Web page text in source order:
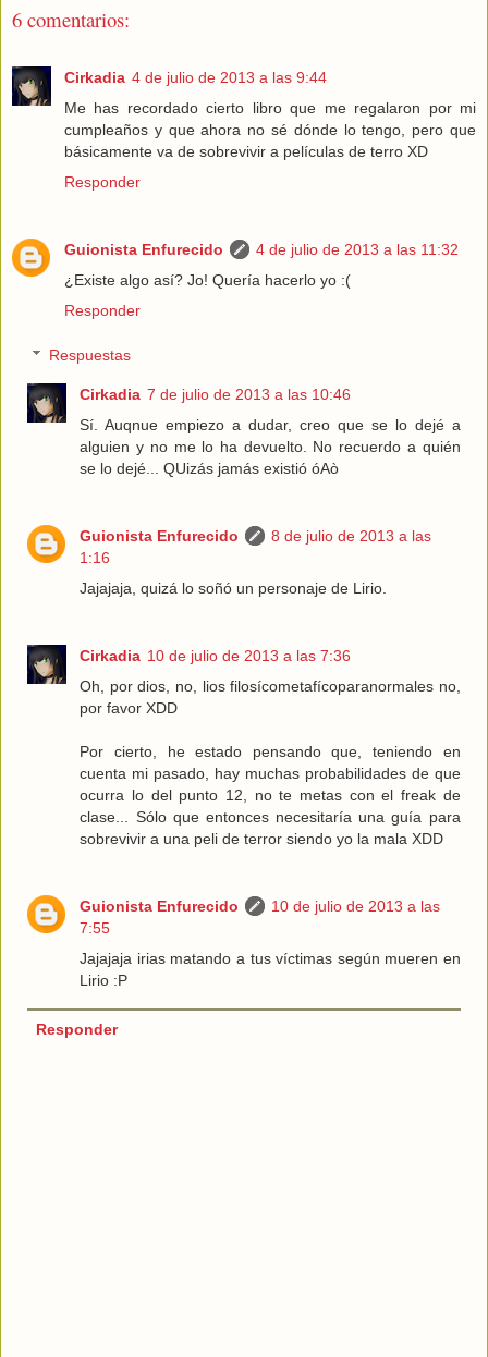
6 comentarios:
Cirkadia 4 de julio de 2013 a las 9:44
Me has recordado cierto libro que me regalaron por mi
cumpleaños y que ahora no sé dónde lo tengo, pero que
básicamente va de sobrevivir a películas de terro XD
Responder
Guionista Enfurecido
4 de julio de 2013 a las 11:32
¿Existe algo así? Jo! Quería hacerlo yo :(
Responder
Respuestas
Cirkadia 7 de julio de 2013 a las 10:46
Sí. Auqnue empiezo a dudar, creo que se lo dejé a
alguien y no me lo ha devuelto. No recuerdo a quién
se lo dejé... QUizás jamás existió óAò
Guionista Enfurecido
8 de julio de 2013 a las
1:16
Jajajaja, quizá lo soñó un personaje de Lirio.
Cirkadia 10 de julio de 2013 a las 7:36
Oh, por dios, no, lios filosícometafícoparanormales no,
por favor XDD
Por cierto, he estado pensando que, teniendo en
cuenta mi pasado, hay muchas probabilidades de que
ocurra lo del punto 12, no te metas con el freak de
clase... Sólo que entonces necesitaría una guía para
sobrevivir a una peli de terror siendo yo la mala XDD
Guionista Enfurecido
10 de julio de 2013 a las
7:55
Jajajaja irias matando a tus víctimas según mueren en
Lirio :P
Responder